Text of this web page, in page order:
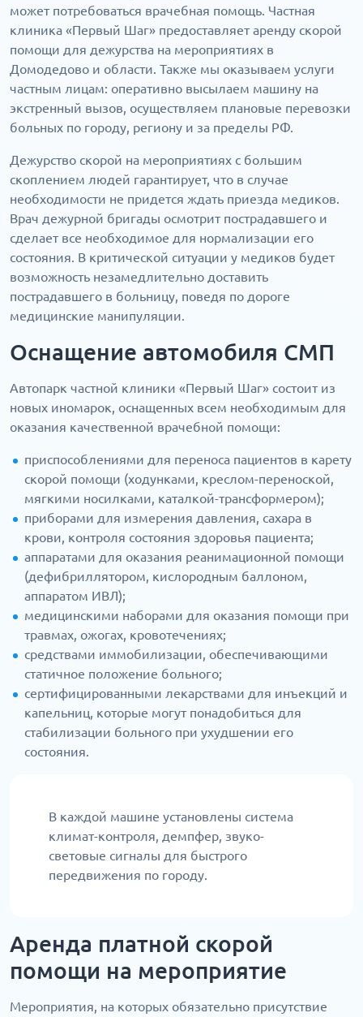
может потребоваться врачебная помощь. Частная
клиника «Первый Шаг» предоставляет аренду скорой
помощи для дежурства на мероприятиях в
Домодедово и области. Также мы оказываем услуги
частным лицам: оперативно высылаем машину на
экстренный вызов, осуществляем плановые перевозки
больных по городу, региону и за пределы РФ.
Дежурство скорой на мероприятиях с большим
скоплением людей гарантирует, что в случае
необходимости не придется ждать приезда медиков.
Врач дежурной бригады осмотрит пострадавшего и
сделает все необходимое для нормализации его
состояния. В критической ситуации у медиков будет
возможность незамедлительно доставить
пострадавшего в больницу, поведя по дороге
медицинские манипуляции.
Оснащение автомобиля СМП
Автопарк частной клиники «Первый Шаг» состоит из
новых иномарок, оснащенных всем необходимым для
оказания качественной врачебной помощи:
приспособлениями для переноса пациентов в карету
скорой помощи (ходунками, креслом-переноской,
мягкими носилками, каталкой-трансформером);
приборами для измерения давления, сахара в
крови, контроля состояния здоровья пациента;
аппаратами для оказания реанимационной помощи
(дефибриллятором, кислородным баллоном,
аппаратом ИВЛ);
медицинскими наборами для оказания помощи при
травмах, ожогах, кровотечениях;
средствами иммобилизации, обеспечивающими
статичное положение больного;
сертифицированными лекарствами для инъекций и
капельниц, которые могут понадобиться для
стабилизации больного при ухудшении его
состояния.
В каждой машине установлены система
климат-контроля, демпфер, звуко-
световые сигналы для быстрого
передвижения по городу.
Аренда платной скорой
помощи на мероприятие
Мероприятия, на которых обязательно присутствие